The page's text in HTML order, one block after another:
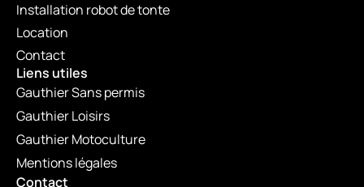
Installation robot de tonte
Location
Contact
Liens utiles
Gauthier Sans permis
Gauthier Loisirs
Gauthier Motoculture
Mentions légales
Contact